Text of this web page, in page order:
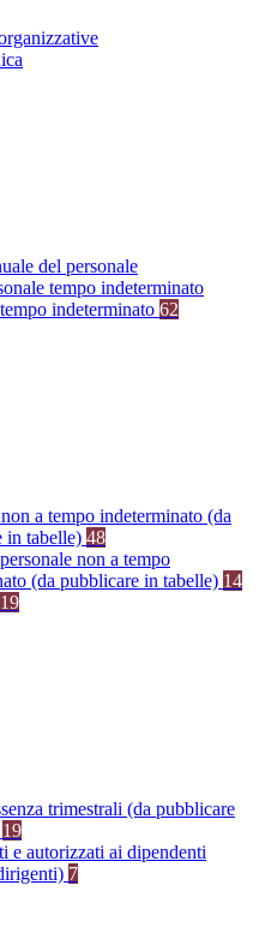
del personale
tempo indeterminato
indeterminato 62
a tempo indeterminato (da
in tabelle) 48
non a tempo
(da pubblicare in tabelle) 14
19
trimestrali (da pubblicare
19
e autorizzati ai dipendenti
7